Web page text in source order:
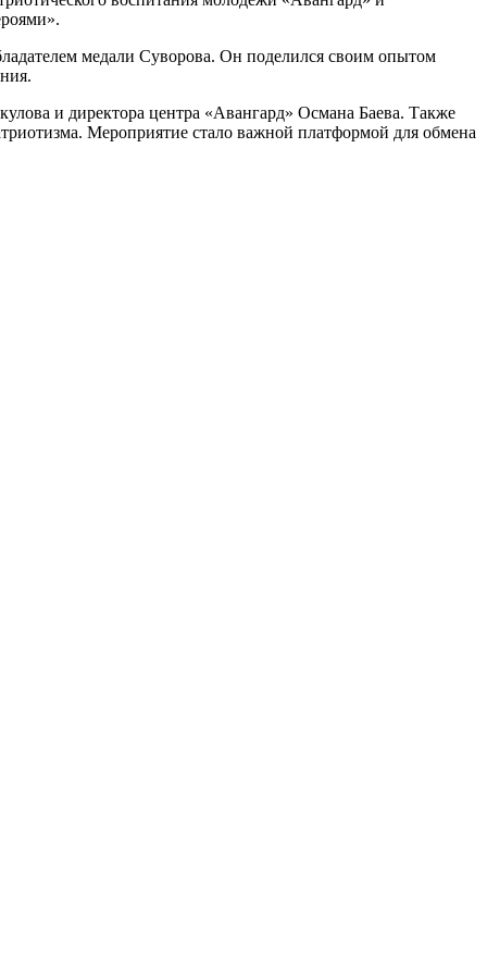
медали Суворова. Он поделился своим опытом
и директора центра «Авангард» Османа Баева. Также
Мероприятие стало важной платформой для обмена